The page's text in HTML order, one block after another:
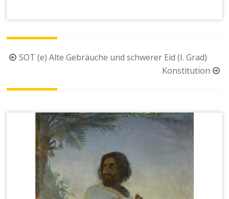
Beitragsnavigation
SOT (e) Alte Gebräuche und schwerer Eid (I. Grad)
Konstitution